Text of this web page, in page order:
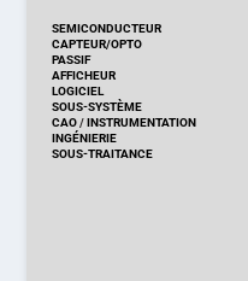
SEMICONDUCTEUR
CAPTEUR/OPTO
PASSIF
AFFICHEUR
LOGICIEL
SOUS-SYSTÈME
CAO/INSTRUMENTATION
INGÉNIERIE
SOUS-TRAITANCE